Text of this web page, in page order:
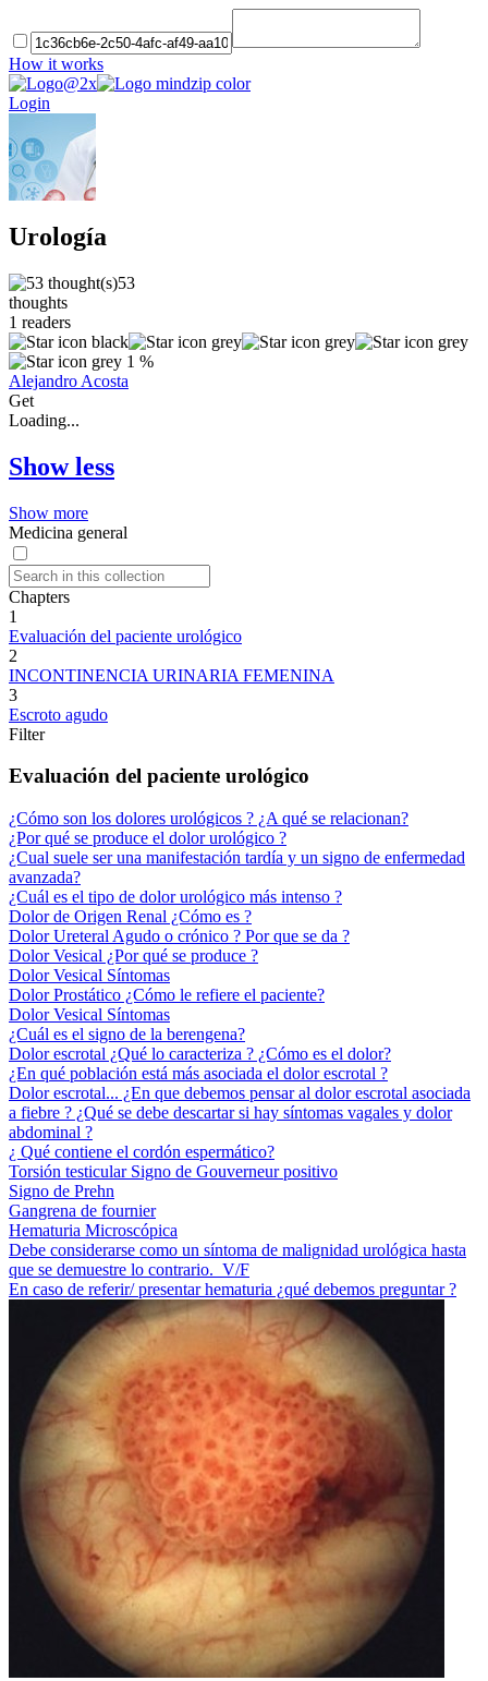
How it works
Login
Urología
53
thoughts
1 readers
1 %
Alejandro Acosta
Get
Loading...
Show less
Show more
Medicina general
Chapters
1
Evaluación del paciente urológico
2
INCONTINENCIA URINARIA FEMENINA
3
Escroto agudo
Filter
Evaluación del paciente urológico
¿Cómo son los dolores urológicos ? ¿A qué se relacionan?
¿Por qué se produce el dolor urológico ?
¿Cual suele ser una manifestación tardía y un signo de enfermedad
avanzada?
¿Cuál es el tipo de dolor urológico más intenso ?
Dolor de Origen Renal ¿Cómo es ?
Dolor Ureteral Agudo o crónico ? Por que se da ?
Dolor Vesical ¿Por qué se produce ?
Dolor Vesical Síntomas
Dolor Prostático ¿Cómo le refiere el paciente?
Dolor Vesical Síntomas
¿Cuál es el signo de la berengena?
Dolor escrotal ¿Qué lo caracteriza ? ¿Cómo es el dolor?
¿En qué población está más asociada el dolor escrotal ?
Dolor escrotal... ¿En que debemos pensar al dolor escrotal asociada
a fiebre ? ¿Qué se debe descartar si hay síntomas vagales y dolor
abdominal ?
¿ Qué contiene el cordón espermático?
Torsión testicular Signo de Gouverneur positivo
Signo de Prehn
Gangrena de fournier
Hematuria Microscópica
Debe considerarse como un síntoma de malignidad urológica hasta
que se demuestre lo contrario. V/F
En caso de referir/ presentar hematuria ¿qué debemos preguntar ?